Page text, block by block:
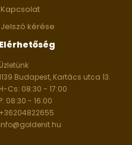
Kapcsolat
Jelszó kérése
Elérhetőség
Üzletünk
Budapest, Kartács utca 13.
H-Cs: 08:30 - 17:00
P: 08:30 - 16:00
+36204822655
info@goldenit.hu